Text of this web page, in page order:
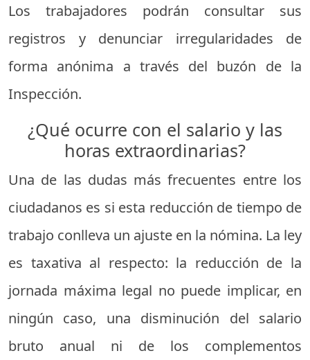
Los trabajadores podrán consultar sus
registros y denunciar irregularidades de
forma anónima a través del buzón de la
Inspección.
¿Qué ocurre con el salario y las
horas extraordinarias?
Una de las dudas más frecuentes entre los
ciudadanos es si esta reducción de tiempo de
trabajo conlleva un ajuste en la nómina. La ley
es taxativa al respecto: la reducción de la
jornada máxima legal no puede implicar, en
ningún caso, una disminución del salario
bruto anual ni de los complementos